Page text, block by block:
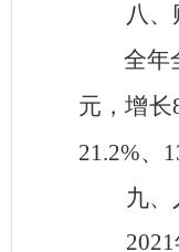
八、
全年
元，增长
21.2%、
九、
2021